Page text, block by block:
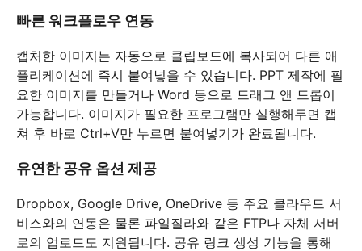
빠른 워크플로우 연동
캡처한 이미지는 자동으로 클립보드에 복사되어 다른 애
플리케이션에 즉시 붙여넣을 수 있습니다. PPT 제작에 필
요한 이미지를 만들거나 Word 등으로 드래그 앤 드롭이
가능합니다. 이미지가 필요한 프로그램만 실행해두면 캡
쳐 후 바로 Ctrl+V만 누르면 붙여넣기가 완료됩니다.
유연한 공유 옵션 제공
Dropbox, Google Drive, OneDrive 등 주요 클라우드 서
비스와의 연동은 물론 파일질라와 같은 FTP나 자체 서버
로의 업로드도 지원됩니다. 공유 링크 생성 기능을 통해